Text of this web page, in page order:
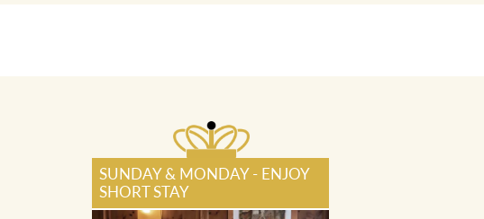
SUNDAY & MONDAY - ENJOY
SHORT STAY